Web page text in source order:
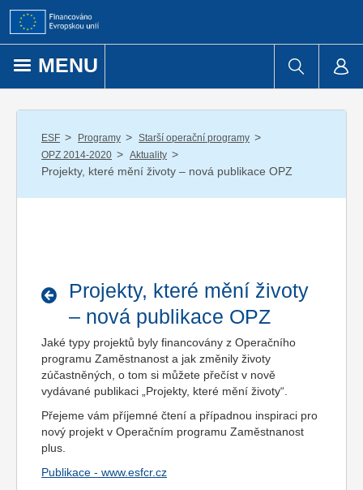
Přejít k obsahu
MENU
ESF / Programy / Starší operační programy /
OPZ 2014-2020 / Aktuality /
Projekty, které mění životy – nová publikace OPZ
Projekty, které mění životy
– nová publikace OPZ
Jaké typy projektů byly financovány z Operačního
programu Zaměstnanost a jak změnily životy
zúčastněných, o tom si můžete přečíst v nově
vydávané publikaci „Projekty, které mění životy“.
Přejeme vám příjemné čtení a případnou inspiraci pro
nový projekt v Operačním programu Zaměstnanost
plus.
Publikace - www.esfcr.cz